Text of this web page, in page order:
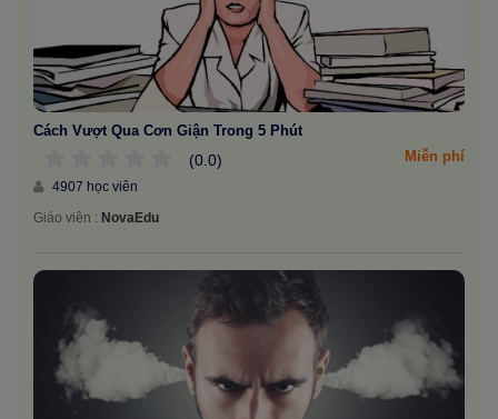
Cách Vượt Qua Cơn Giận Trong 5 Phút
(0.0) Miễn phí
4907 học viên
Giáo viên : NovaEdu